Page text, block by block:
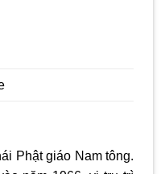
Phật giáo Nam tông.